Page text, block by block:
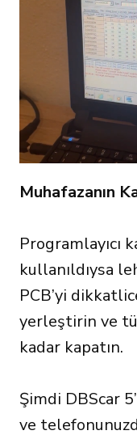
Muhafazanın
Programlayıcı
kullanıldıysa
PCB’yi
yerleştirin ve
kadar kapatın.
Şimdi DBScar
ve